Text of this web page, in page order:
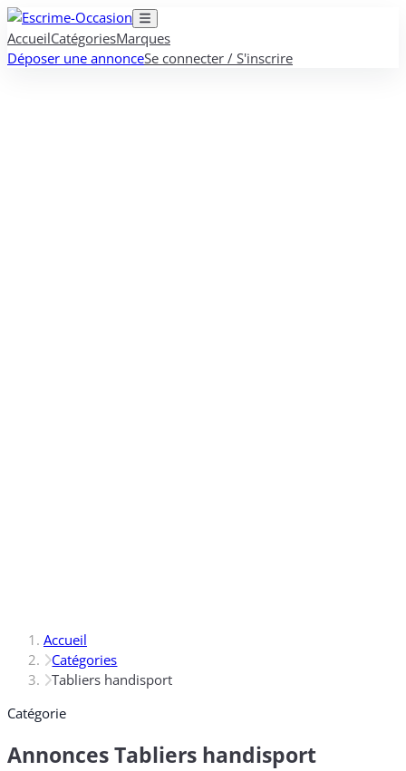
AccueilCatégoriesMarques
Déposer une annonceSe connecter / S'inscrire
Accueil
Catégories
Tabliers handisport
Catégorie
Annonces Tabliers handisport